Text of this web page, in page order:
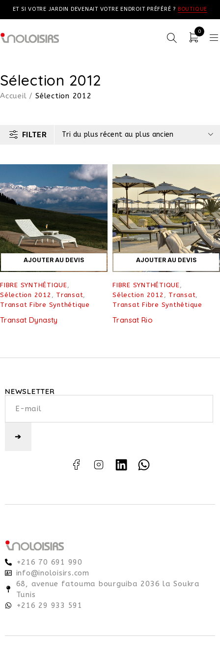
ET SI VOTRE JARDIN DEVENAIT VOTRE ENDROIT PRÉFÉRÉ ? BOUTIQUE
0
Sélection 2012
Accueil / Sélection 2012
FILTER Tri du plus récent au plus ancien
AJOUTER AU DEVIS
FIBRE SYNTHÉTIQUE,
Sélection 2012 , Transat,
Transat Fibre Synthétique
Transat Dynasty
AJOUTER AU DEVIS
FIBRE SYNTHÉTIQUE,
Sélection 2012 , Transat,
Transat Fibre Synthétique
Transat Rio
+216 70 691 990
info@inoloisirs.com
68, avenue fatouma bourguiba 2036 la Soukra
Tunis
+216 29 933 591
NEWSLETTER